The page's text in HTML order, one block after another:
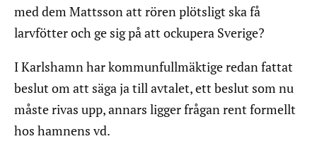
med dem Mattsson att rören plötsligt ska få
larvfötter och ge sig på att ockupera Sverige?
I Karlshamn har kommunfullmäktige redan fattat
beslut om att säga ja till avtalet, ett beslut som nu
måste rivas upp, annars ligger frågan rent formellt
hos hamnens vd.